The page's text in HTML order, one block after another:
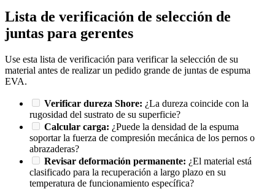
Lista de verificación de selección de
juntas para gerentes
Use esta lista de verificación para verificar la selección de su
material antes de realizar un pedido grande de juntas de espuma
EVA.
Verificar dureza Shore: ¿La dureza coincide con la
rugosidad del sustrato de su superficie?
Calcular carga: ¿Puede la densidad de la espuma
soportar la fuerza de compresión mecánica de los pernos o
abrazaderas?
Revisar deformación permanente: ¿El material está
clasificado para la recuperación a largo plazo en su
temperatura de funcionamiento específica?